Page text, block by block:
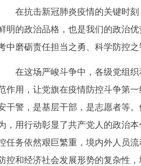
在抗击新冠肺炎疫情的关键时刻
明的政治品格，也是我们的政治
中磨砺责任担当之勇、科学防控
在这场严峻斗争中，各级党组织
作用，让党旗在疫情防控斗争第
干警，是基层干部，是志愿者等
，用行动彰显了共产党人的政治
任务依然艰巨繁重，境内外人员
控和经济社会发展形势的复杂性